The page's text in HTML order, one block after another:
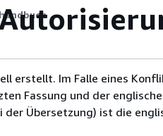
erstellt. Im Falle eines
Fassung und der
der Übersetzung) ist die